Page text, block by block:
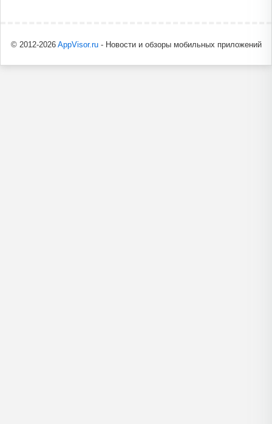
© 2012-2026 AppVisor.ru- Новости и обзоры мобильных приложений